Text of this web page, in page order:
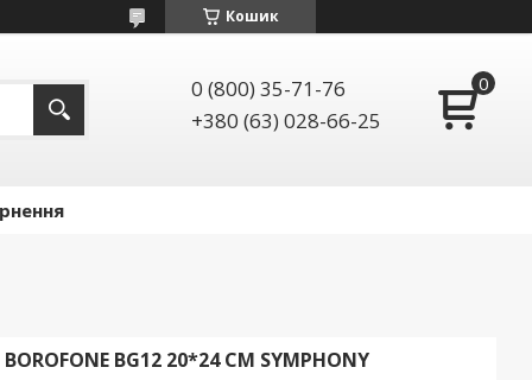
Кошик
0 (800) 35-71-76
+380 (63) 028-66-25
BG12 20*24 СМ SYMPHONY